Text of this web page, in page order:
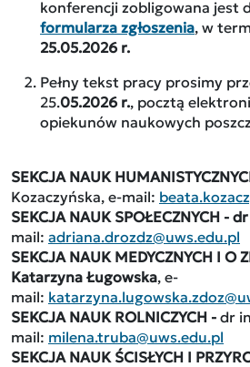
konferencji zobligowana jest
formularza zgłoszenia, w
25.05.2026 r.
Pełny tekst pracy prosimy
25.05.2026 r., pocztą
opiekunów naukowych
SEKCJA NAUK
Kozaczyńska, e-mail:
SEKCJA NAUK SPOŁECZNYCH -
mail: adriana.drozdz@uws.edu.pl
SEKCJA NAUK MEDYCZNYCH I O
Katarzyna Ługowska, e-
mail:
SEKCJA NAUK ROLNICZYCH - dr
mail: milena.truba@uws.edu.pl
SEKCJA NAUK ŚCISŁYCH I